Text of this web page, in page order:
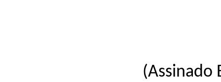
(Assinado